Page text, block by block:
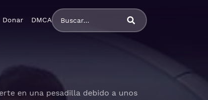
Donar DMCA
en una pesadilla debido a unos